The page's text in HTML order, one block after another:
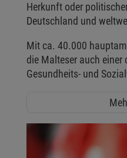
Herkunft oder
Deutschland und
Mit ca. 40.000
die Malteser auch einer
Gesundheits- und